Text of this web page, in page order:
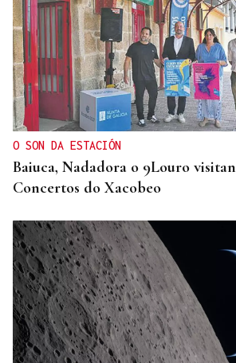
O SON DA ESTACIÓN
Baiuca, Nadadora o 9Louro
Concertos do Xacobeo